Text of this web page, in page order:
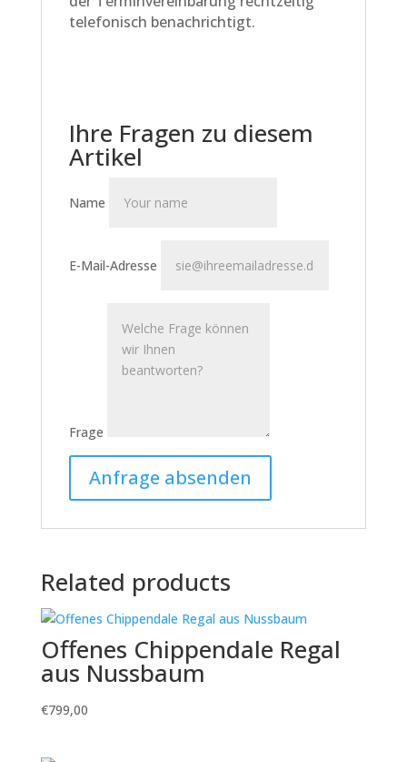
telefonisch benachrichtigt.
Ihre Fragen zu diesem
Artikel
Name
E-Mail-Adresse
Frage
Related products
Offenes Chippendale Regal
aus Nussbaum
€799,00